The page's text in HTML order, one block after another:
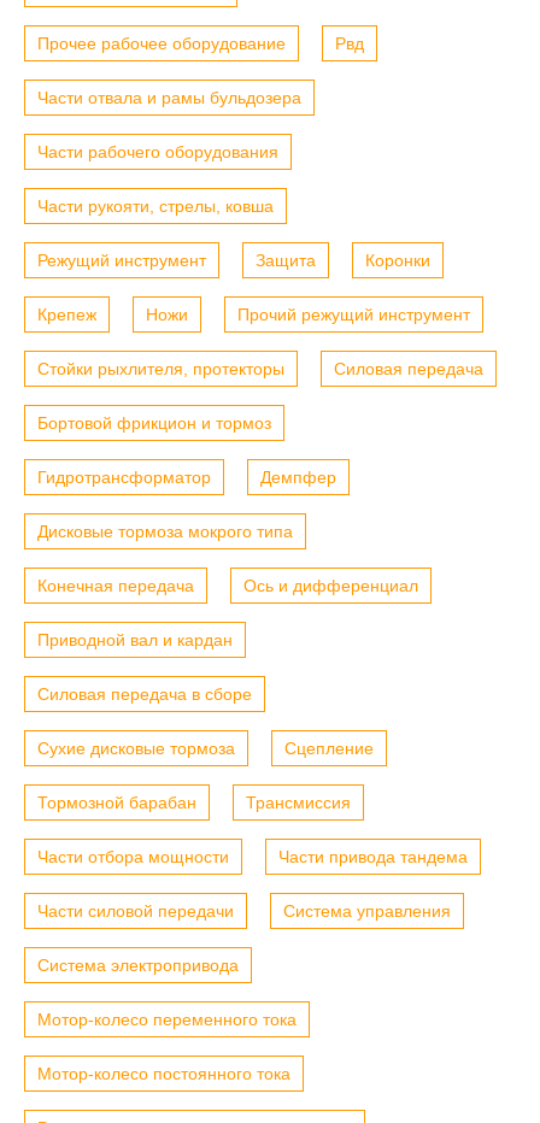
Прочее рабочее оборудование Рвд
Части отвала и рамы бульдозера
Части рабочего оборудования
Части рукояти, стрелы, ковша
Режущий инструмент Защита Коронки
Крепеж Ножи Прочий режущий инструмент
Стойки рыхлителя, протекторы Силовая передача
Бортовой фрикцион и тормоз
Гидротрансформатор Демпфер
Дисковые тормоза мокрого типа
Конечная передача Ось и дифференциал
Приводной вал и кардан
Силовая передача в сборе
Сухие дисковые тормоза Сцепление
Тормозной барабан Трансмиссия
Части отбора мощности Части привода тандема
Части силовой передачи Система управления
Система электропривода
Мотор-колесо переменного тока
Мотор-колесо постоянного тока